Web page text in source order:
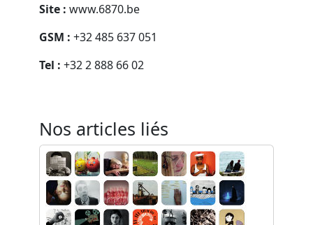
Site : www.6870.be
GSM : +32 485 637 051
Tel : +32 2 888 66 02
Nos articles liés